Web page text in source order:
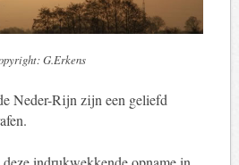
G.Erkens
Neder-Rijn zijn een geliefd